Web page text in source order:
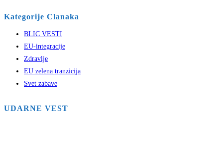
Kategorije Clanaka
BLIC VESTI
EU-integracije
Zdravlje
EU zelena tranzicija
Svet zabave
UDARNE VEST